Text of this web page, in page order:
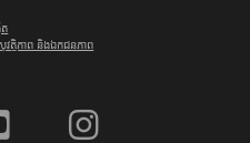
ត
វត្ថិភាព និងឯកជនភាព